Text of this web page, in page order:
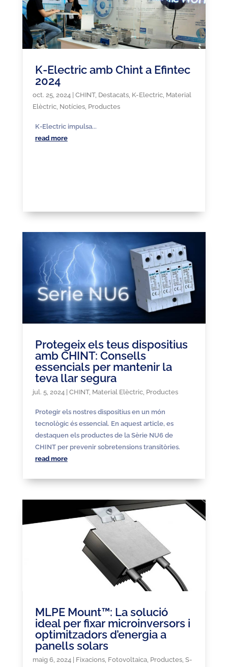
K-Electric amb Chint a Efintec
2024
oct. 25, 2024 | CHINT, Destacats, K-Electric, Material
Elèctric, Notícies, Productes
K-Electric impulsa...
read more
Protegeix els teus dispositius
amb CHINT: Consells
essencials per mantenir la
teva llar segura
jul. 5, 2024| CHINT, Material Elèctric, Productes
Protegir els nostres dispositius en un món
tecnològic és essencial. En aquest article, es
destaquen els productes de la Sèrie NU6 de
CHINT per prevenir sobretensions transitòries.
read more
MLPE Mount™: La solució
ideal per fixar microinversors i
optimitzadors d’energia a
panells solars
maig 6, 2024| Fixacions, Fotovoltaica, Productes, S-